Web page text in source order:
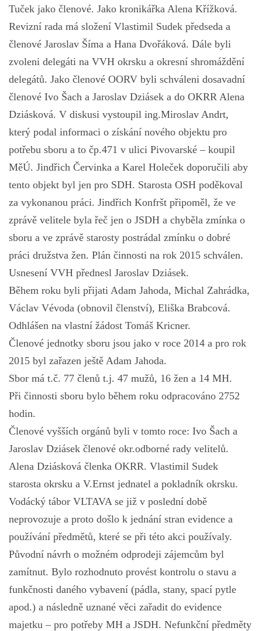
Tuček jako členové. Jako kronikářka Alena Křížková.
Revizní rada má složení Vlastimil Sudek předseda a
členové Jaroslav Šíma a Hana Dvořáková. Dále byli
zvoleni delegáti na VVH okrsku a okresní shromáždění
delegátů. Jako členové OORV byli schváleni dosavadní
členové Ivo Šach a Jaroslav Dziásek a do OKRR Alena
Dziásková. V diskusi vystoupil ing.Miroslav Andrt,
který podal informaci o získání nového objektu pro
potřebu sboru a to čp.471 v ulici Pivovarské – koupil
MěÚ. Jindřich Červinka a Karel Holeček doporučili aby
tento objekt byl jen pro SDH. Starosta OSH poděkoval
za vykonanou práci. Jindřich Konfršt připoměl, že ve
zprávě velitele byla řeč jen o JSDH a chyběla zmínka o
sboru a ve zprávě starosty postrádal zmínku o dobré
práci družstva žen. Plán činnosti na rok 2015 schválen.
Usnesení VVH přednesl Jaroslav Dziásek.
Během roku byli přijati Adam Jahoda, Michal Zahrádka,
Václav Vévoda (obnovil členství), Eliška Brabcová.
Odhlášen na vlastní žádost Tomáš Kricner.
Členové jednotky sboru jsou jako v roce 2014 a pro rok
2015 byl zařazen ještě Adam Jahoda.
Sbor má t.č. 77 členů t.j. 47 mužů, 16 žen a 14 MH.
Při činnosti sboru bylo během roku odpracováno 2752
hodin.
Členové vyšších orgánů byli v tomto roce: Ivo Šach a
Jaroslav Dziásek členové okr.odborné rady velitelů.
Alena Dziásková členka OKRR. Vlastimil Sudek
starosta okrsku a V.Ernst jednatel a pokladník okrsku.
Vodácký tábor VLTAVA se již v poslední době
neprovozuje a proto došlo k jednání stran evidence a
používání předmětů, které se při této akci používaly.
Původní návrh o možném odprodeji zájemcům byl
zamítnut. Bylo rozhodnuto provést kontrolu o stavu a
funkčnosti daného vybavení (pádla, stany, spací pytle
apod.) a následně uznané věci zařadit do evidence
majetku – pro potřeby MH a JSDH. Nefunkční předměty